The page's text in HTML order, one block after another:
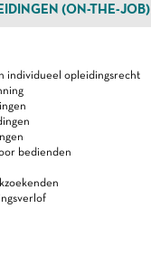
(ON-THE-JOB)
individueel opleidingsrecht
bedienden